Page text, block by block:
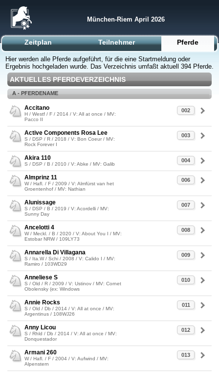
München-Riem April 2026
Zeitplan Teilnehmer Pferde
Hier werden alle Pferde aufgeführt, für die eine Startmeldung oder
Ergebnis hochgeladen wurde. Das Verzeichnis umfaßt aktuell 394 Pferde.
AKTUELLES PFERDEVERZEICHNIS
A - PFERDENAME
002
Accitano
H / Westf / F / 2014 / V: All at once / MV:
Pacco II
003
Active Components Rosa Lee
S / DSP / R / 2018 / V: Bon Coeur / MV:
Rock Forever I
004
Akira 110
S / DSP / B / 2010 / V: Abke / MV: Galib
006
Almprinz 11
W / Hafl. / F / 2009 / V: Almfürst van het
Groentenhof / MV: Nathian
007
Alunissage
S / DSP / B / 2019 / V: Acordelli / MV:
Sunny Day
008
Ancelotti 4
W / Meckl. / B / 2020 / V: About You I / MV:
Estobar NRW / 109LY73
009
Annarella Di Villagana
S / Ita.W / Schi / 2008 / V: Calido I / MV:
Ramiro / 103WD29
010
Anneliese S
S / Old / R / 2009 / V: Ustinov / MV: Cornet
Obolensky (ex: Windows
011
Annie Rocks
S / Old / Db / 2014 / V: All at once / MV:
Argentinus / 108WJ26
012
Anny Licou
S / Rhld / Db / 2014 / V: All at once / MV:
Donquestador
013
Armani 260
W / Hafl. / F / 2004 / V: Aufwind / MV:
Alpenstern